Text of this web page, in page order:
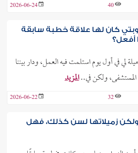
40
2026-06-24
كان لها علاقة خطبة سابقة
أفعل؟
لي في أول يوم استلمت فيه العمل، ودار بيننا
ولكن في..المزيد
32
2026-06-22
زميلاتها لسن كذلك، فهل